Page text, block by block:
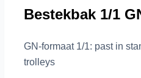
Bestekbak 1/1
GN-formaat 1/1: past in
trolleys